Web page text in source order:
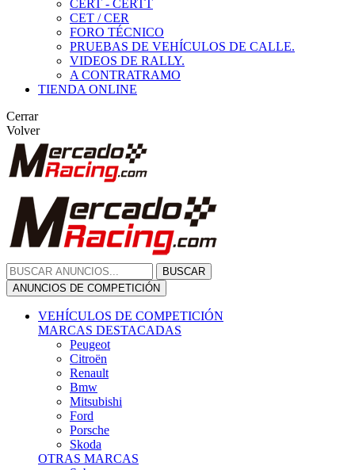
CERT - CERTT
CET / CER
FORO TÉCNICO
PRUEBAS DE VEHÍCULOS DE CALLE.
VIDEOS DE RALLY.
A CONTRATRAMO
TIENDA ONLINE
Cerrar
Volver
BUSCAR
ANUNCIOS DE COMPETICIÓN
VEHÍCULOS DE COMPETICIÓN
MARCAS DESTACADAS
Peugeot
Citroën
Renault
Bmw
Mitsubishi
Ford
Porsche
Skoda
OTRAS MARCAS